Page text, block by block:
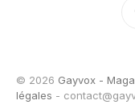
© 2026 Gayvox -
légales -